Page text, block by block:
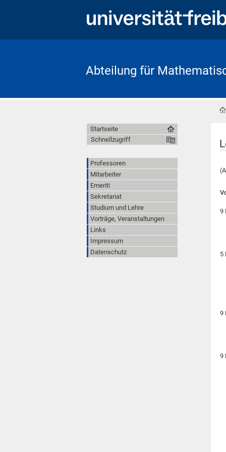
Abteilung für
9
5
9
9
Startseite
Schnellzugriff
Professoren
Mitarbeiter
Emeriti
Sekretariat
Studium und Lehre
Vorträge, Veranstaltungen
Links
Impressum
Datenschutz